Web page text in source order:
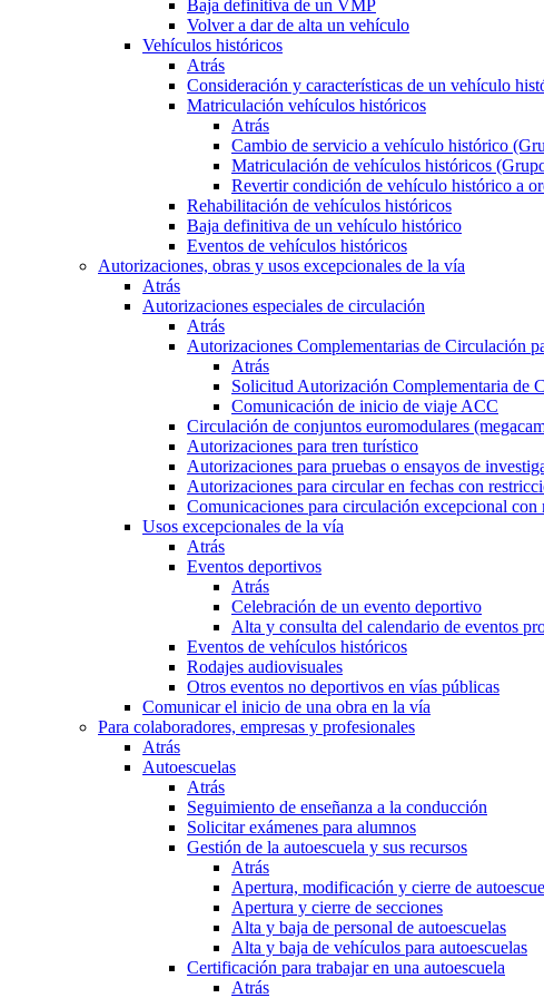
Baja definitiva de un VMP
Volver a dar de alta un vehículo
Vehículos históricos
Atrás
Consideración y características de un vehículo
Matriculación vehículos históricos
Atrás
Cambio de servicio a vehículo histórico
Matriculación de vehículos históricos
Revertir condición de vehículo histórico a
Rehabilitación de vehículos históricos
Baja definitiva de un vehículo histórico
Eventos de vehículos históricos
Autorizaciones, obras y usos excepcionales de la vía
Atrás
Autorizaciones especiales de circulación
Atrás
Autorizaciones Complementarias de Circulación
Atrás
Solicitud Autorización Complementaria de
Comunicación de inicio de viaje ACC
Circulación de conjuntos euromodulares
Autorizaciones para tren turístico
Autorizaciones para pruebas o ensayos de
Autorizaciones para circular en fechas con
Comunicaciones para circulación excepcional
Usos excepcionales de la vía
Atrás
Eventos deportivos
Atrás
Celebración de un evento deportivo
Alta y consulta del calendario de eventos
Eventos de vehículos históricos
Rodajes audiovisuales
Otros eventos no deportivos en vías públicas
Comunicar el inicio de una obra en la vía
Para colaboradores, empresas y profesionales
Atrás
Autoescuelas
Atrás
Seguimiento de enseñanza a la conducción
Solicitar exámenes para alumnos
Gestión de la autoescuela y sus recursos
Atrás
Apertura, modificación y cierre de
Apertura y cierre de secciones
Alta y baja de personal de autoescuelas
Alta y baja de vehículos para autoescuelas
Certificación para trabajar en una autoescuela
Atrás